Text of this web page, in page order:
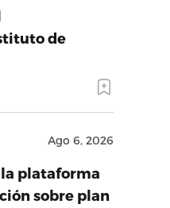
de
Ago 6, 2026
plataforma
sobre plan